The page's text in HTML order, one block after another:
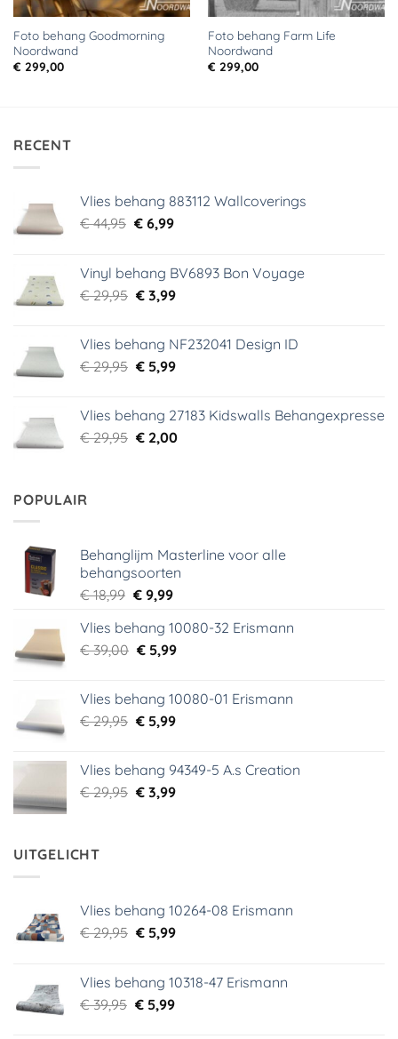
Foto behang Goodmorning
Noordwand
€ 299,00
Foto behang Farm Life
Noordwand
€ 299,00
RECENT
Vlies behang 883112 Wallcoverings
€44,95 Oorspronkelijke
€ 44,95.
€6,99Huidige
€ 6,99.
Vinyl behang BV6893 Bon Voyage
€29,95 Oorspronkelijke
€ 29,95.
€3,99Huidige
€ 3,99.
Vlies behang NF232041 Design ID
€29,95 Oorspronkelijke
€ 29,95.
€5,99Huidige
€ 5,99.
Vlies behang 27183 Kidswalls Behangexpresse
€29,95 Oorspronkelijke
€2,00Huidige
POPULAIR
Behanglijm Masterline voor alle
behangsoorten
€18,99 Oorspronkelijke
was:
€ 18,99.
€9,99Huidige
is:
€ 9,99.
Vlies behang 10080-32 Erismann
€39,00 Oorspronkelijke
€ 39,00.
€5,99Huidige
€ 5,99.
Vlies behang 10080-01 Erismann
€29,95 Oorspronkelijke
€ 29,95.
€5,99Huidige
€ 5,99.
Vlies behang 94349-5 A.s Creation
€29,95 Oorspronkelijke
€3,99Huidige
UITGELICHT
Vlies behang 10264-08 Erismann
€29,95 Oorspronkelijke
€ 29,95.
€5,99Huidige
€ 5,99.
Vlies behang 10318-47 Erismann
€39,95 Oorspronkelijke
€5,99Huidige